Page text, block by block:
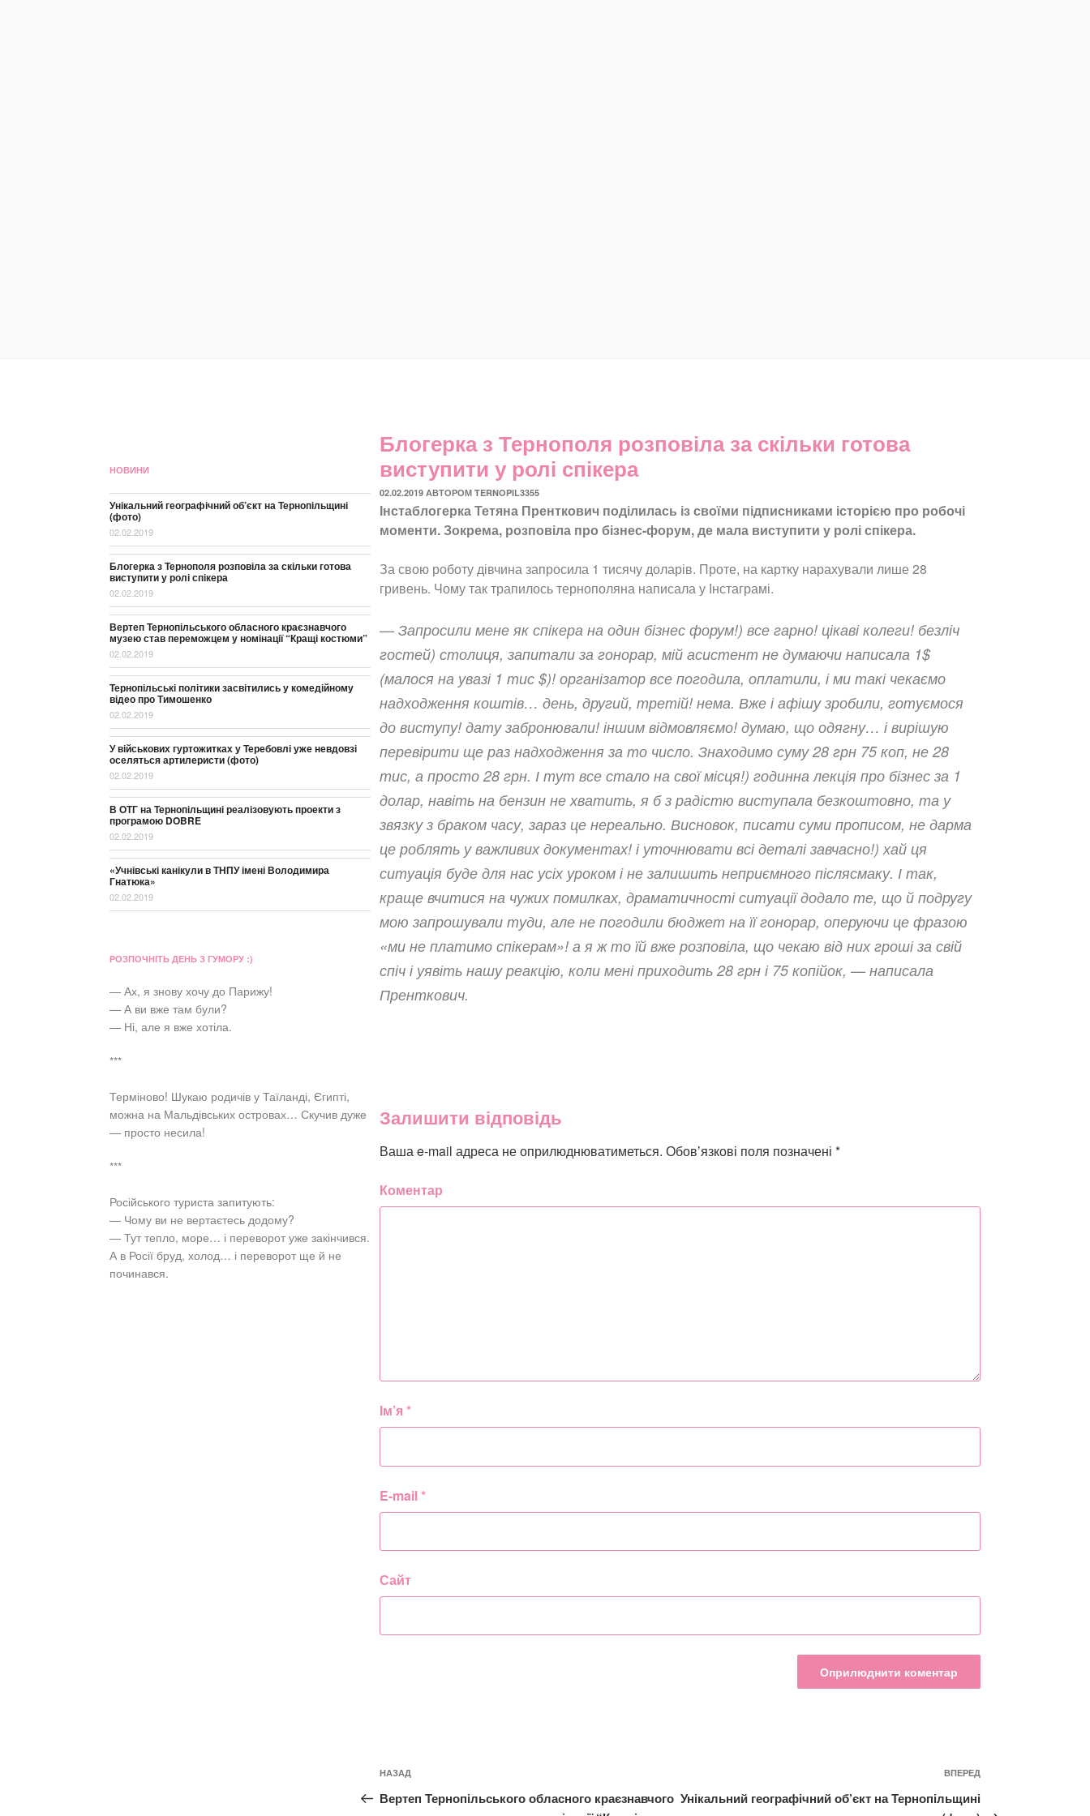
Блогерка з Тернополя розповіла за скільки готова
виступити у ролі спікера
ОПУБЛІКОВАНО
02.02.2019 АВТОРОМ TERNOPIL3355
Інстаблогерка Тетяна Пренткович поділилась із своїми підписниками історією про робочі
моменти. Зокрема, розповіла про бізнес-форум, де мала виступити у ролі спікера.
За свою роботу дівчина запросила 1 тисячу доларів. Проте, на картку нарахували лише 28
гривень. Чому так трапилось тернополяна написала у Інстаграмі.
— Запросили мене як спікера на один бізнес форум!) все гарно! цікаві колеги! безліч
гостей) столиця, запитали за гонорар, мій асистент не думаючи написала 1$
(малося на увазі 1 тис $)! організатор все погодила, оплатили, і ми такі чекаємо
надходження коштів… день, другий, третій! нема. Вже і афішу зробили, готуємося
до виступу! дату забронювали! іншим відмовляємо! думаю, що одягну… і вирішую
перевірити ще раз надходження за то число. Знаходимо суму 28 грн 75 коп, не 28
тис, а просто 28 грн. І тут все стало на свої місця!) годинна лекція про бізнес за 1
долар, навіть на бензин не хватить, я б з радістю виступала безкоштовно, та у
звязку з браком часу, зараз це нереально. Висновок, писати суми прописом, не дарма
це роблять у важливих документах! і уточнювати всі деталі завчасно!) хай ця
ситуація буде для нас усіх уроком і не залишить неприємного післясмаку. І так,
краще вчитися на чужих помилках, драматичності ситуації додало те, що й подругу
мою запрошували туди, але не погодили бюджет на її гонорар, оперуючи це фразою
«ми не платимо спікерам»! а я ж то їй вже розповіла, що чекаю від них гроші за свій
спіч і уявіть нашу реакцію, коли мені приходить 28 грн і 75 копійок, — написала
Пренткович.
Залишити відповідь
Ваша e-mail адреса не оприлюднюватиметься. Обов’язкові поля позначені *
Коментар
Ім’я*
E-mail*
Сайт
Навігація
записів
Попередній
запис:
НАЗАД
Вертеп Тернопільського обласного краєзнавчого
ВПЕРЕД
Унікальний географічний об’єкт на Тернопільщині
НОВИНИ
Унікальний географічний об’єкт на Тернопільщині
(фото)
02.02.2019
Блогерка з Тернополя розповіла за скільки готова
виступити у ролі спікера
02.02.2019
Вертеп Тернопільського обласного краєзнавчого
музею став переможцем у номінації “Кращі костюми”
02.02.2019
Тернопільські політики засвітились у комедійному
відео про Тимошенко
02.02.2019
У військових гуртожитках у Теребовлі уже невдовзі
оселяться артилеристи (фото)
02.02.2019
В ОТГ на Тернопільщині реалізовують проекти з
програмою DOBRE
02.02.2019
«Учнівські канікули в ТНПУ імені Володимира
Гнатюка»
02.02.2019
РОЗПОЧНІТЬ ДЕНЬ З ГУМОРУ :)
— Ах, я знову хочу до Парижу!
— А ви вже там були?
— Ні, але я вже хотіла.
***
Терміново! Шукаю родичів у Таїланді, Єгипті,
можна на Мальдівських островах… Скучив дуже
— просто несила!
***
Російського туриста запитують:
— Чому ви не вертаєтесь додому?
— Тут тепло, море… і переворот уже закінчився.
А в Росії бруд, холод… і переворот ще й не
починався.